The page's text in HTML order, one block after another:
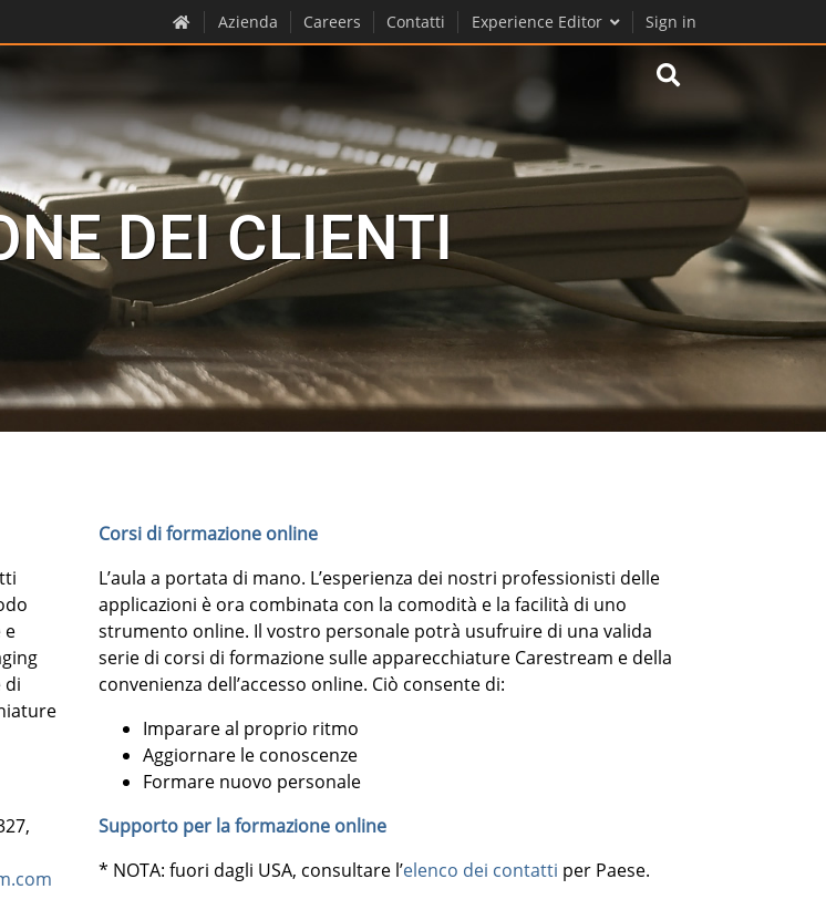
Azienda Careers Contatti Experience Editor Sign in
DEI CLIENTI
e
di
Corsi di formazione online
L’aula a portata di mano. L’esperienza dei nostri professionisti delle
applicazioni è ora combinata con la comodità e la facilità di uno
strumento online. Il vostro personale potrà usufruire di una valida
serie di corsi di formazione sulle apparecchiature Carestream e della
convenienza dell’accesso online. Ciò consente di:
Imparare al proprio ritmo
Aggiornare le conoscenze
Formare nuovo personale
Supporto per la formazione online
* NOTA: fuori dagli USA, consultare l’elenco dei contatti per Paese.